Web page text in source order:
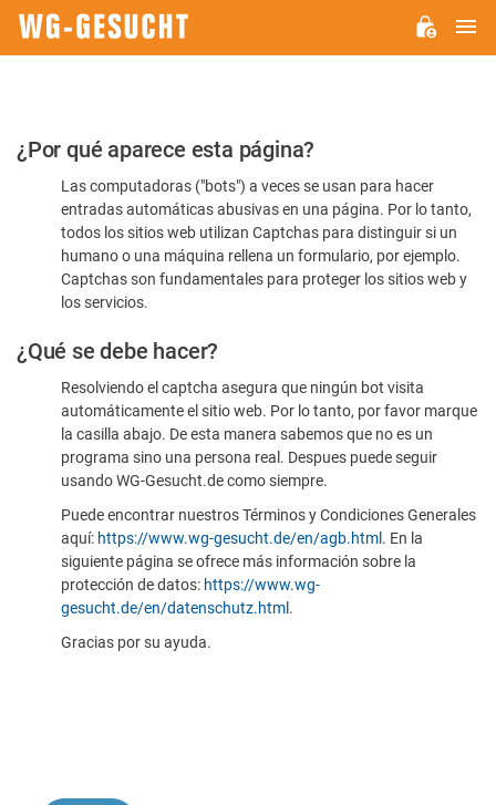
Por
favor,
confirme
humano
¿Por qué aparece esta página?
Las computadoras ("bots") a veces se usan para hacer
entradas automáticas abusivas en una página. Por lo tanto,
todos los sitios web utilizan Captchas para distinguir si un
humano o una máquina rellena un formulario, por ejemplo.
Captchas son fundamentales para proteger los sitios web y
los servicios.
¿Qué se debe hacer?
Resolviendo el captcha asegura que ningún bot visita
automáticamente el sitio web. Por lo tanto, por favor marque
la casilla abajo. De esta manera sabemos que no es un
programa sino una persona real. Despues puede seguir
usando WG-Gesucht.de como siempre.
Puede encontrar nuestros Términos y Condiciones Generales
aquí: https://www.wg-gesucht.de/en/agb.html . En la
siguiente página se ofrece más información sobre la
protección de datos: https://www.wg-
gesucht.de/en/datenschutz.html .
Gracias por su ayuda.